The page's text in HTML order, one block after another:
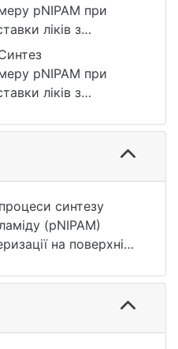
pNIPAM при
ліків з
золота
Київський
імені Тараса
123456789/13
pNIPAM при
ліків з
магістра : 10
2022. 51 с. URL:
123456789/13
синтезу
(pNIPAM)
на поверхні
срібла на
нанооболонок
екстинкції